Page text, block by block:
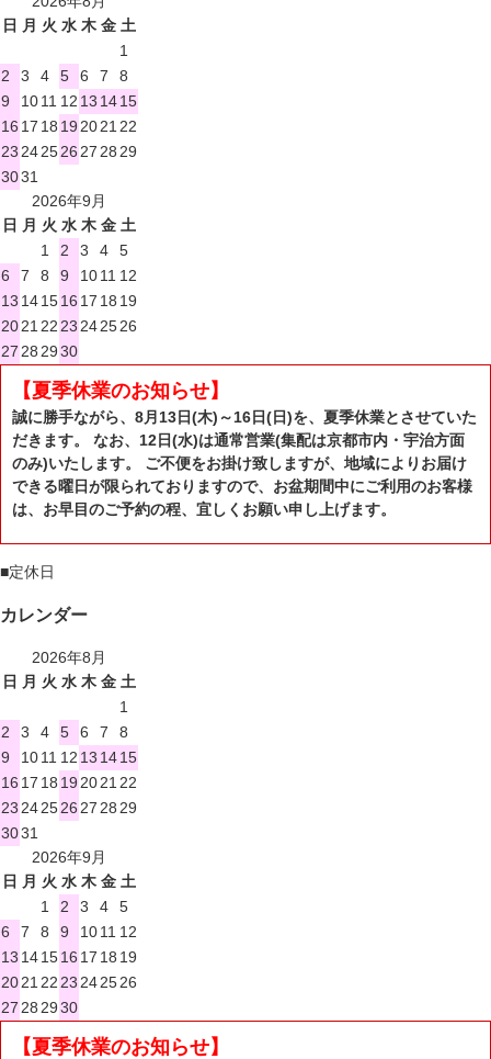
日
月 火 水 木 金 土
1
2
3 4 5 6 7
8
9
1011 12 13 1415
16 17 18 19 2021 22
23 242526 27 28 29
3031
2026年9月
日
月 火 水 木 金 土
1
2 3 4
5
6
7 8 9 1011 12
13 141516 17 18 19
2021 22 23 242526
27 28 2930
【夏季休業のお知らせ】
誠に勝手ながら、8月13日(木)～16日(日)を、夏季休業とさせていた
だきます。 なお、12日(水)は通常営業(集配は京都市内・宇治方面
のみ)いたします。 ご不便をお掛け致しますが、地域によりお届け
できる曜日が限られておりますので、お盆期間中にご利用のお客様
は、お早目のご予約の程、宜しくお願い申し上げます。
■定休日
カレンダー
2026年8月
日
月 火 水 木 金 土
1
2
3 4 5 6 7
8
9
1011 12 13 1415
16 17 18 19 2021 22
23 242526 27 28 29
3031
2026年9月
日
月 火 水 木 金 土
1
2 3 4
5
6
7 8 9 1011 12
13 141516 17 18 19
2021 22 23 242526
27 28 2930
【夏季休業のお知らせ】